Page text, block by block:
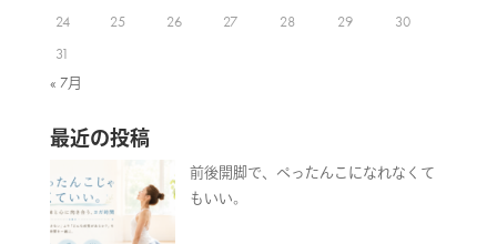
24
25 26 27 28 29
30
31
« 7月
最近の投稿
前後開脚で、ぺったんこになれなくて
もいい。